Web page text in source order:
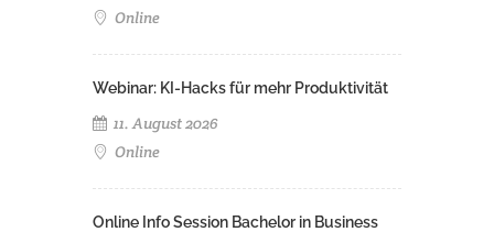
Online
Webinar: KI-Hacks für mehr Produktivität
11. August 2026
Online
Online Info Session Bachelor in Business